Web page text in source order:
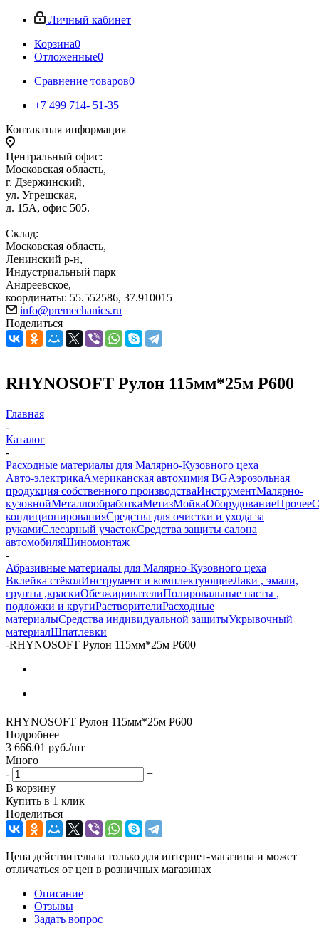
Личный кабинет
Корзина0
Отложенные0
Сравнение товаров0
+7 499 714- 51-35
Контактная информация
Центральный офис:
Московская область,
г. Дзержинский,
ул. Угрешская,
д. 15А, офис 505.
Склад:
Московская область,
Ленинский р-н,
Индустриальный парк
Андреевское,
координаты: 55.552586, 37.910015
info@premechanics.ru
Поделиться
RHYNOSOFT Рулон 115мм*25м Р600
Главная
-
Каталог
-
Расходные материалы для Малярно-Кузовного цеха
Авто-электрикаАмериканская автохимия BGАэрозольная
продукция собственного производстваИнструментМалярно-
кузовнойМеталлообработкаМетизМойкаОборудованиеПрочее
кондиционированияСредства для очистки и ухода за
рукамиСлесарный участокСредства защиты салона
автомобиляШиномонтаж
-
Абразивные материалы для Малярно-Кузовного цеха
Вклейка стёколИнструмент и комплектующиеЛаки , эмали,
грунты ,краскиОбезжиривателиПолировальные пасты ,
подложки и кругиРастворителиРасходные
материалыСредства индивидуальной защитыУкрывочный
материалШпатлевки
-RHYNOSOFT Рулон 115мм*25м Р600
RHYNOSOFT Рулон 115мм*25м Р600
Подробнее
3 666.01 руб./шт
Много
-
+
В корзину
Купить в 1 клик
Поделиться
Цена действительна только для интернет-магазина и может
отличаться от цен в розничных магазинах
Описание
Отзывы
Задать вопрос